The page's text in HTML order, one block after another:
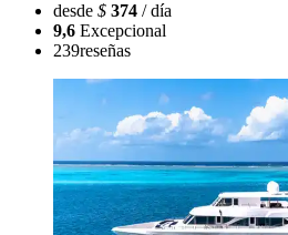
desde $ 374 / día
9,6 Excepcional
239reseñas